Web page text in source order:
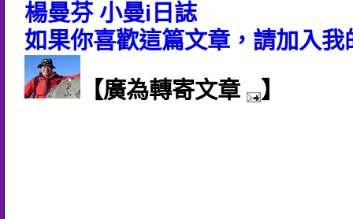
楊曼芬 小曼i日誌
如果你喜歡這篇文章，請加入我
【廣為轉寄文章
】